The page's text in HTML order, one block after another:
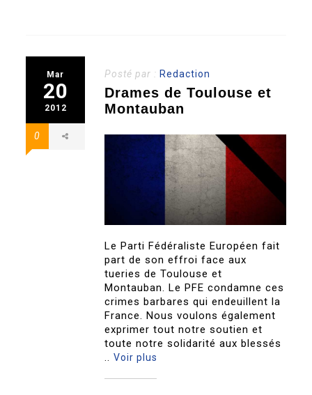
Mar
20
2012
0
Posté par : Redaction
Drames de Toulouse et
Montauban
Le Parti Fédéraliste Européen fait
part de son effroi face aux
tueries de Toulouse et
Montauban. Le PFE condamne ces
crimes barbares qui endeuillent la
France. Nous voulons également
exprimer tout notre soutien et
toute notre solidarité aux blessés
..Voir plus